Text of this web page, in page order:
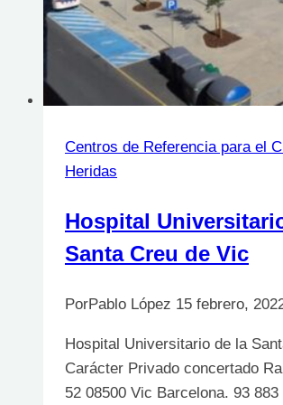
Centros de Referencia para el
Heridas
Hospital
Santa Creu de Vic
PorPablo López 15 febrero,
Hospital Universitario de la
Carácter Privado concertado
52 08500 Vic Barcelona. 93 883